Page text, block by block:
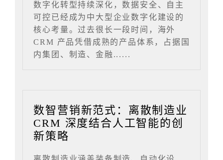
数字化转型持续深化，数据安全、自主
可控已经成为中大型企业数字化建设的
核心考量。过去很长一段时间，海外
CRM 产品凭借成熟的产品体系，占据国
内集团、制造、金融......
数智营销新范式：离散制造业
CRM 深度结合人工智能的创
新策略